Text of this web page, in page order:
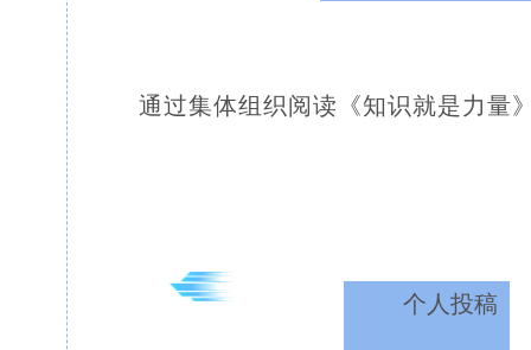
通过集体组织阅读《知识就是力量
个人投稿